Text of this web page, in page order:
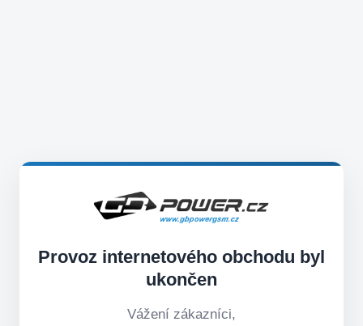
Provoz internetového obchodu byl
ukončen
Vážení zákazníci,